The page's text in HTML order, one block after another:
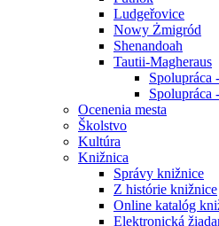
Ludgeřovice
Nowy Żmigród
Shenandoah
Tautii-Magheraus
Spolupráca
Spolupráca
Ocenenia mesta
Školstvo
Kultúra
Knižnica
Správy knižnice
Z histórie knižnice
Online katalóg
Elektronická